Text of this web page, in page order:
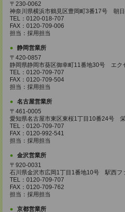
〒230-0062
神奈川県横浜市鶴見区豊岡町3番17号 朝
TEL：0120-018-707
FAX：0120-709-006
担当：採用担当
静岡営業所
〒420-0857
静岡県静岡市葵区御幸町11番地30号 エク
TEL：0120-709-707
FAX：0120-709-504
担当：採用担当
名古屋営業所
〒461-0005
愛知県名古屋市東区東桜1丁目10番24号
TEL：0120-709-707
FAX：0120-992-541
担当：採用担当
金沢営業所
〒920-0031
石川県金沢市広岡1丁目1番地10号 駅西フ
TEL：0120-709-707
FAX：0120-709-762
担当：採用担当
京都営業所